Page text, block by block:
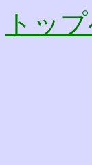
トッ